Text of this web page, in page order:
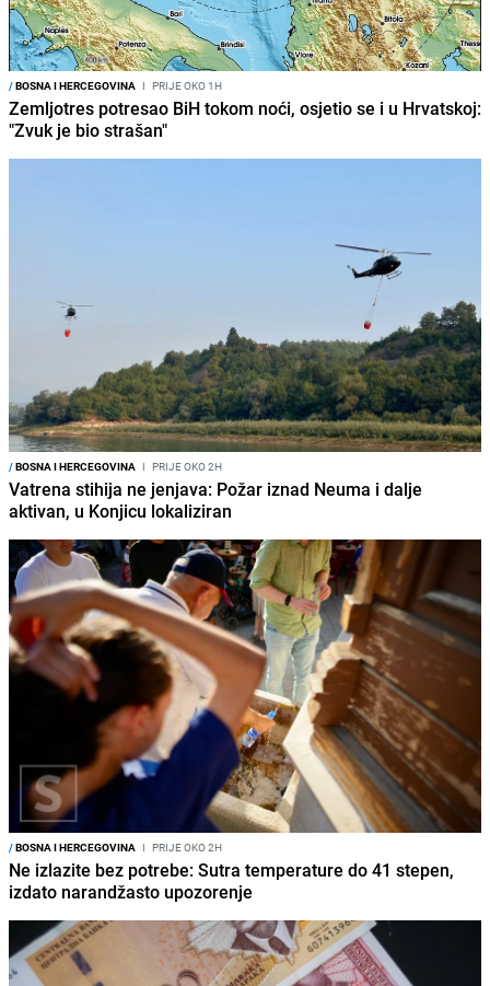
/BOSNA I HERCEGOVINA I PRIJE OKO 1H
Zemljotres potresao BiH tokom noći, osjetio se i u Hrvatskoj:
"Zvuk je bio strašan"
/BOSNA I HERCEGOVINA I PRIJE OKO 2H
Vatrena stihija ne jenjava: Požar iznad Neuma i dalje
aktivan, u Konjicu lokaliziran
/BOSNA I HERCEGOVINA I PRIJE OKO 2H
Ne izlazite bez potrebe: Sutra temperature do 41 stepen,
izdato narandžasto upozorenje